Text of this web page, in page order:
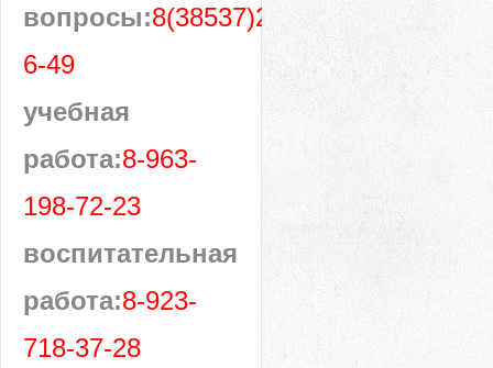
вопросы:8(38537)28-
6-49
учебная
работа:8-963-
198-72-23
воспитательная
работа:8-923-
718-37-28